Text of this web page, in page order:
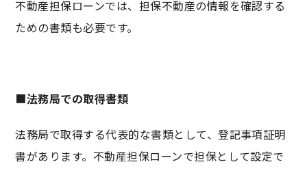
不動産担保ローンでは、担保不動産の情報を確認する
ための書類も必要です。
■法務局での取得書類
法務局で取得する代表的な書類として、登記事項証明
書があります。不動産担保ローンで担保として設定で